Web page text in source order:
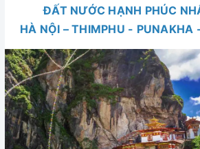
ĐẤT NƯỚC HẠNH PHÚC
HÀ NỘI – THIMPHU - PUNAKHA